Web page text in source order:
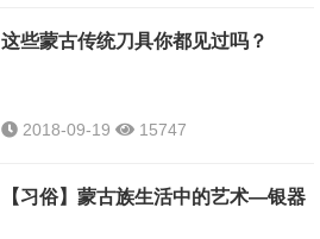
这些蒙古传统刀具你都见过吗？
2018-09-19 15747
【习俗】蒙古族生活中的艺术—银器